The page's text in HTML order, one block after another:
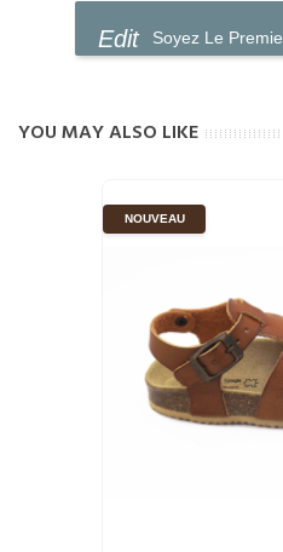
Soyez Le
YOU MAY ALSO LIKE
NOUVEAU